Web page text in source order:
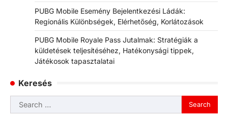
PUBG Mobile Esemény Bejelentkezési Ládák:
Regionális Különbségek, Elérhetőség, Korlátozások
PUBG Mobile Royale Pass Jutalmak: Stratégiák a
küldetések teljesítéséhez, Hatékonysági tippek,
Játékosok tapasztalatai
Keresés
Search
for: